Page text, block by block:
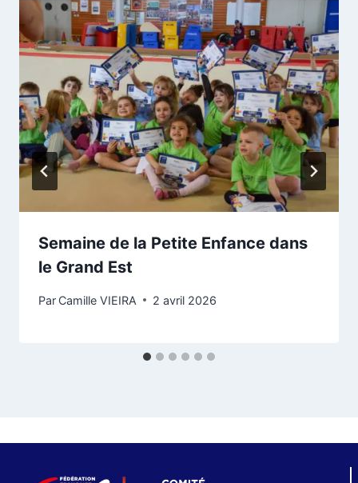
Semaine de la Petite Enfance dans
le Grand Est
Par Camille VIEIRA 2 avril 2026